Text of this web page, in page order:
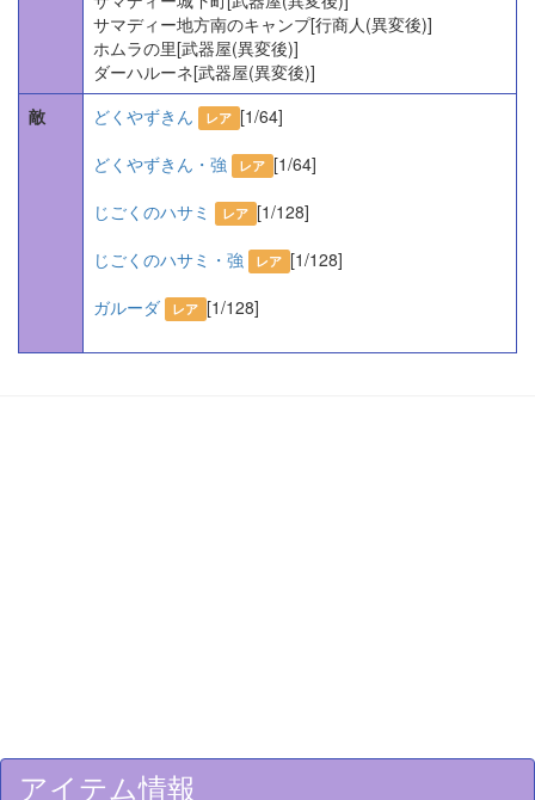
サマディー地方南のキャンプ[行商人(異変後)]
ホムラの里[武器屋(異変後)]
ダーハルーネ[武器屋(異変後)]
敵
どくやずきん レア [1/64]
どくやずきん・強
レア [1/64]
じごくのハサミ
レア [1/128]
じごくのハサミ・強
レア [1/128]
ガルーダ
レア [1/128]
アイテム情報